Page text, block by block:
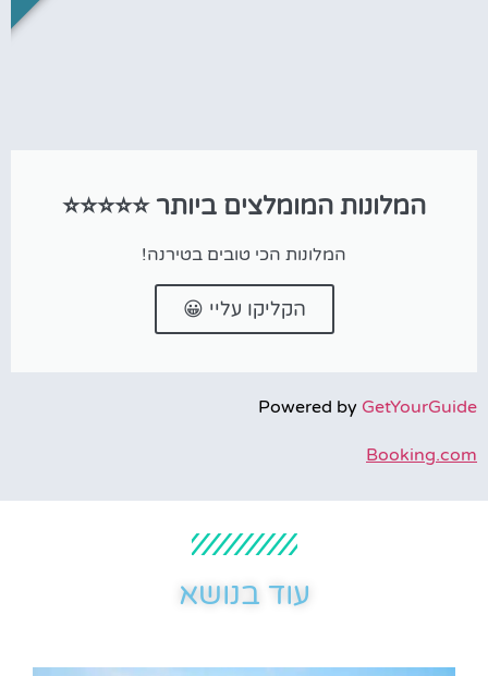
המלונות המומלצים ביותר ⭐⭐⭐⭐⭐
המלונות הכי טובים בטירנה!
הקליקו עליי 😀
Powered by GetYourGuide
Booking.com
עוד בנושא